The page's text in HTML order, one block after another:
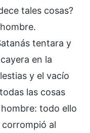
tales cosas?
tentara y
en la
y el vacío
las cosas
todo ello
corrompió al